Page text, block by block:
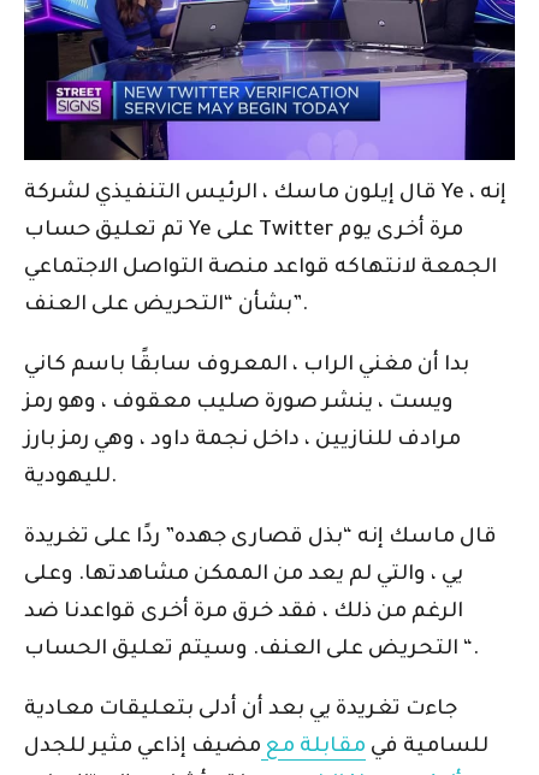
قال إيلون ماسك ، الرئيس التنفيذي لشركة Ye ، إنه
تم تعليق حساب Ye على Twitter مرة أخرى يوم
الجمعة لانتهاكه قواعد منصة التواصل الاجتماعي
بشأن “التحريض على العنف”.
بدا أن مغني الراب ، المعروف سابقًا باسم كاني
ويست ، ينشر صورة صليب معقوف ، وهو رمز
مرادف للنازيين ، داخل نجمة داود ، وهي رمز بارز
لليهودية.
قال ماسك إنه “بذل قصارى جهده” ردًا على تغريدة
يي ، والتي لم يعد من الممكن مشاهدتها. وعلى
الرغم من ذلك ، فقد خرق مرة أخرى قواعدنا ضد
التحريض على العنف. وسيتم تعليق الحساب “.
جاءت تغريدة يي بعد أن أدلى بتعليقات معادية
للسامية في مقابلة مع مضيف إذاعي مثير للجدل